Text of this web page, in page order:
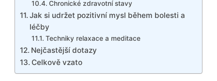
Chronické zdravotní stavy
Jak si udržet pozitivní mysl během bolesti a
léčby
Techniky relaxace a meditace
Nejčastější dotazy
Celkově vzato